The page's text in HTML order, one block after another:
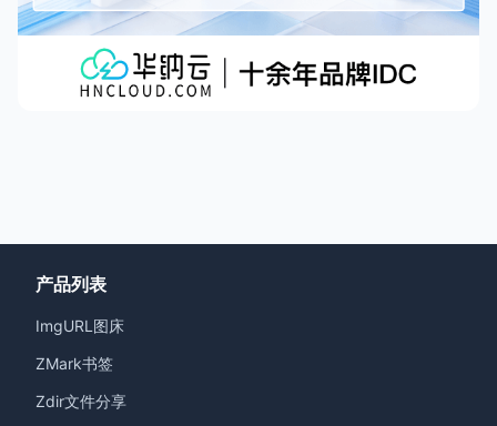
产品列表
ImgURL图床
ZMark书签
Zdir文件分享